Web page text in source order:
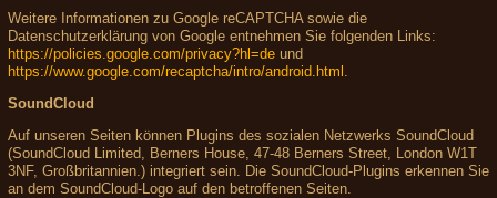
Weitere Informationen zu Google reCAPTCHA sowie die
Datenschutzerklärung von Google entnehmen Sie folgenden Links:
https://policies.google.com/privacy?hl=de und
https://www.google.com/recaptcha/intro/android.html
SoundCloud
Auf unseren Seiten können Plugins des sozialen Netzwerks SoundCloud
(SoundCloud Limited, Berners House, 47-48 Berners Street, London W1T
3NF, Großbritannien.) integriert sein. Die SoundCloud-Plugins erkennen Sie
an dem SoundCloud-Logo auf den betroffenen Seiten.